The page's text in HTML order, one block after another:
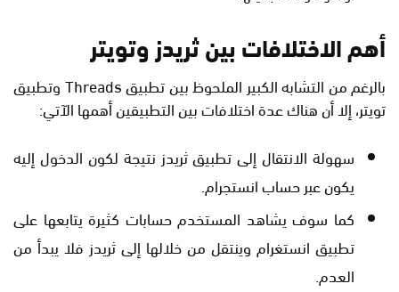
أهم الاختلافات بين ثريدز وتويتر
بالرغم من التشابه الكبير الملحوظ بين تطبيق Threads وتطبيق
تويتر، إلا أن هناك عدة اختلافات بين التطبيقين أهمها الآتي:
سهولة الانتقال إلى تطبيق ثريدز نتيجة لكون الدخول إليه
يكون عبر حساب انستجرام.
كما سوف يشاهد المستخدم حسابات كثيرة يتابعها على
تطبيق انستغرام وينتقل من خلالها إلى ثريدز فلا يبدأ من
العدم.